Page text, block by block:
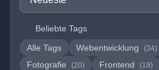
Beliebte Tags
Alle Tags
Webentwicklung (34)
Fotografie (20) Frontend (19)